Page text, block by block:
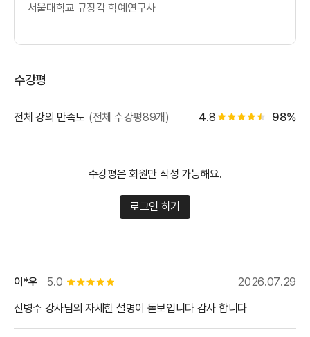
서울대학교 규장각 학예연구사
수강평
전체 강의 만족도 (전체 수강평89개) 4.8 별점 4.5개 별점 백
98%
수강평은 회원만 작성 가능해요.
로그인 하기
5.0 별점 5개
이*우
2026.07.29
신병주 강사님의 자세한 설명이 돋보입니다 감사 합니다